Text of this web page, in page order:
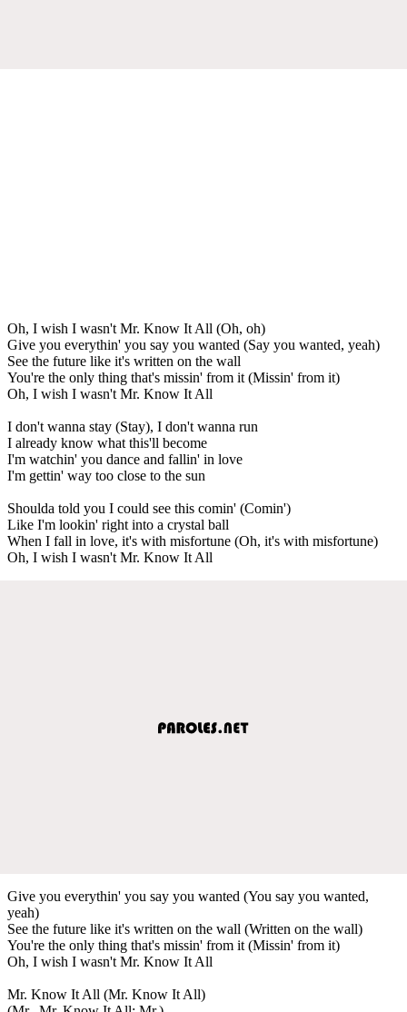
Oh, I wish I wasn't Mr. Know It All (Oh, oh)
Give you everythin' you say you wanted (Say you wanted, yeah)
See the future like it's written on the wall
You're the only thing that's missin' from it (Missin' from it)
Oh, I wish I wasn't Mr. Know It All
I don't wanna stay (Stay), I don't wanna run
I already know what this'll become
I'm watchin' you dance and fallin' in love
I'm gettin' way too close to the sun
Shoulda told you I could see this comin' (Comin')
Like I'm lookin' right into a crystal ball
When I fall in love, it's with misfortune (Oh, it's with misfortune)
Oh, I wish I wasn't Mr. Know It All
Give you everythin' you say you wanted (You say you wanted,
yeah)
See the future like it's written on the wall (Written on the wall)
You're the only thing that's missin' from it (Missin' from it)
Oh, I wish I wasn't Mr. Know It All
Mr. Know It All (Mr. Know It All)